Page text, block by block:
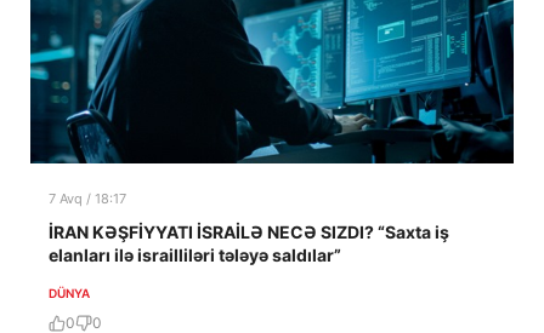
7 Avq / 18:17
İRAN KƏŞFİYYATI İSRAİLƏ NECƏ SIZDI? “Saxta iş
elanları ilə israilliləri tələyə saldılar”
DÜNYA
0 0